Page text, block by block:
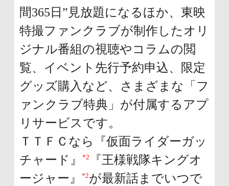
間365日”見放題になるほか、東映
特撮ファンクラブが制作したオリ
ジナル番組の視聴やコラムの閲
覧、イベント先行予約申込、限定
グッズ購入など、さまざまな「フ
ァンクラブ特典」が付属するアプ
リサービスです。
ＴＴＦＣなら『仮面ライダーガッ
チャード』
*2
『王様戦隊キングオ
ージャー』
*2が最新話までいつで